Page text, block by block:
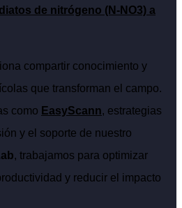
de nitrógeno (N-NO3) a
compartir conocimiento y
que transforman el campo.
como EasyScann, estrategias
y el soporte de nuestro
, trabajamos para optimizar
y reducir el impacto